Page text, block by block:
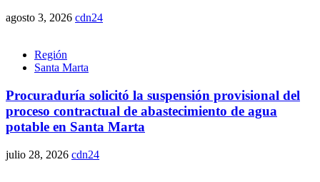
agosto 3, 2026 cdn24
Región
Santa Marta
Procuraduría solicitó la suspensión provisional del
proceso contractual de abastecimiento de agua
potable en Santa Marta
julio 28, 2026 cdn24